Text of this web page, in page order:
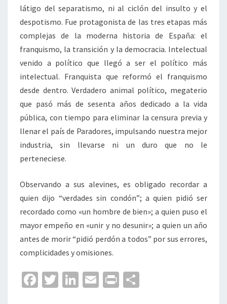
látigo del separatismo, ni al ciclón del insulto y el
despotismo. Fue protagonista de las tres etapas más
complejas de la moderna historia de España: el
franquismo, la transición y la democracia. Intelectual
venido a político que llegó a ser el político más
intelectual. Franquista que reformó el franquismo
desde dentro. Verdadero animal político, megaterio
que pasó más de sesenta años dedicado a la vida
pública, con tiempo para eliminar la censura previa y
llenar el país de Paradores, impulsando nuestra mejor
industria, sin llevarse ni un duro que no le
perteneciese.
Observando a sus alevines, es obligado recordar a
quien dijo “verdades sin condón”; a quien pidió ser
recordado como «un hombre de bien»; a quien puso el
mayor empeño en «unir y no desunir»; a quien un año
antes de morir “pidió perdón a todos” por sus errores,
complicidades y omisiones.
Fa T
Li
E
Pr